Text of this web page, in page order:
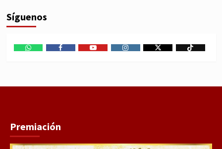
Síguenos
Premiación